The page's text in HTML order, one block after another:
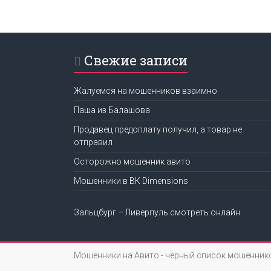
Свежие записи
Жалуемся на мошенников взаимно
Паша из Балашова
Продавец предоплату получил, а товар не
отправил
Осторожно мошенник авито
Мошенники в ВК Dimensions
Зальцбург – Ливерпуль смотреть онлайн
Мошенники на Авито - чёрный список